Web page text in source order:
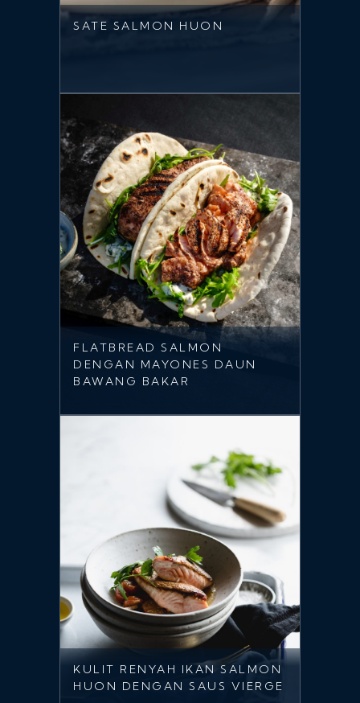
SATE SALMON HUON
FLATBREAD SALMON
DENGAN MAYONES DAUN
BAWANG BAKAR
KULIT RENYAH IKAN SALMON
HUON DENGAN SAUS VIERGE